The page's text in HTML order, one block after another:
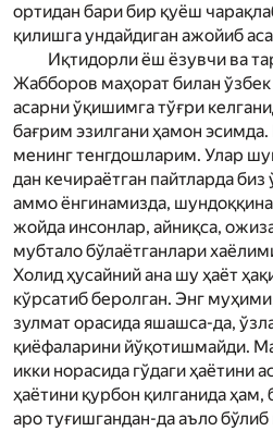
ортидан бари бир қуёш
қилишга ундайдиган ажойиб
Иқтидорли ёш ёзувчи ва
Жабборов маҳорат билан ўзбек
асарни ўқишимга тўғри
бағрим эзилгани ҳамон эсимда.
менинг тенгдошларим. Улар
дан кечираётган пайтларда
аммо ёнгинамизда, шундоққина
жойда инсонлар, айниқса,
мубтало бўлаётганлари
Холид ҳусайний ана шу ҳаёт
кўрсатиб беролган. Энг
зулмат орасида яшашса-да,
қиёфаларини йўқотишмайди.
икки норасида гўдаги ҳаётини
ҳаётини қурбон қилганида ҳам,
аро туғишгандан-да аъло бўлиб